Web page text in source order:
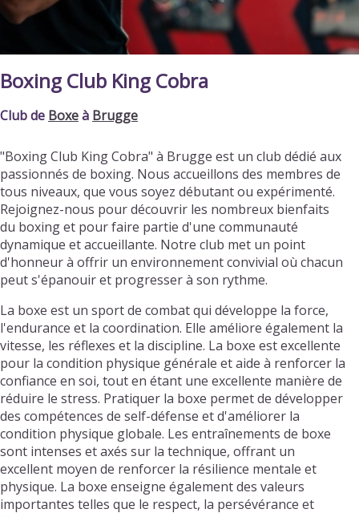
Boxing Club King Cobra
Club de Boxeà Brugge
"Boxing Club King Cobra" à Brugge est un club dédié aux
passionnés de boxing. Nous accueillons des membres de
tous niveaux, que vous soyez débutant ou expérimenté.
Rejoignez-nous pour découvrir les nombreux bienfaits
du boxing et pour faire partie d'une communauté
dynamique et accueillante. Notre club met un point
d'honneur à offrir un environnement convivial où chacun
peut s'épanouir et progresser à son rythme.
La boxe est un sport de combat qui développe la force,
l'endurance et la coordination. Elle améliore également la
vitesse, les réflexes et la discipline. La boxe est excellente
pour la condition physique générale et aide à renforcer la
confiance en soi, tout en étant une excellente manière de
réduire le stress. Pratiquer la boxe permet de développer
des compétences de self-défense et d'améliorer la
condition physique globale. Les entraînements de boxe
sont intenses et axés sur la technique, offrant un
excellent moyen de renforcer la résilience mentale et
physique. La boxe enseigne également des valeurs
importantes telles que le respect, la persévérance et